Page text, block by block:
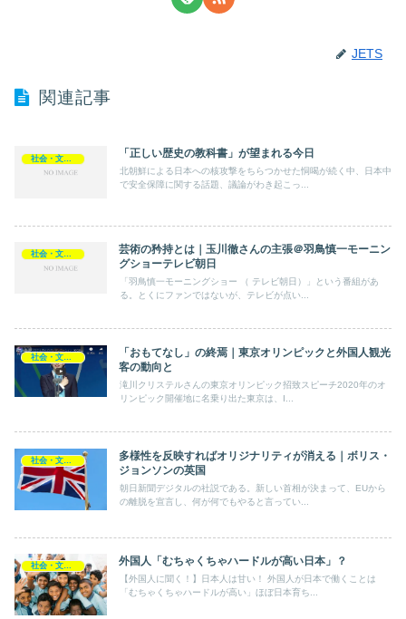
JETS
関連記事
「正しい歴史の教科書」が望まれる今日
北朝鮮による日本への核攻撃をちらつかせた恫喝が続く中、日本中
で安全保障に関する話題、議論がわき起こっ...
社会・文化・政治
芸術の矜持とは｜玉川徹さんの主張＠羽鳥慎一モーニン
グショーテレビ朝日
「羽鳥慎一モーニングショー （ テレビ朝日）」という番組があ
る。とくにファンではないが、テレビが点い...
社会・文化・政治
「おもてなし」の終焉｜東京オリンピックと外国人観光
客の動向と
滝川クリステルさんの東京オリンピック招致スピーチ2020年のオ
リンピック開催地に名乗り出た東京は、I...
社会・文化・政治
多様性を反映すればオリジナリティが消える｜ボリス・
ジョンソンの英国
朝日新聞デジタルの社説である。新しい首相が決まって、EUから
の離脱を宣言し、何が何でもやると言ってい...
社会・文化・政治 外国人「むちゃくちゃハードルが高い日本」？
【外国人に聞く！】日本人は甘い！ 外国人が日本で働くことは
「むちゃくちゃハードルが高い」ほぼ日本育ち...